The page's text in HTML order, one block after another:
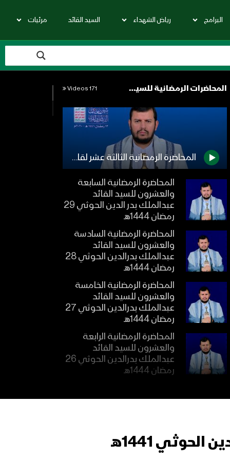
البرامج رياض الشهداء السيد القائد مرئيات
المحاضرات الرمضانية للسيد القائد 171 Videos
المحاضرة الرمضانية الثالثة عشر لقائد الثورة السيد عبدالملك بدرالدين الحوثي 1441هـ
المحاضرة الرمضانية السابعة
والعشرون للسيد القائد
عبدالملك بدر الدين الحوثي 29
رمضان 1444هـ
المحاضرة الرمضانية السادسة
والعشرون للسيد القائد
عبدالملك بدرالدين الحوثي 28
رمضان 1444هـ
المحاضرة الرمضانية الخامسة
والعشرون للسيد القائد
عبدالملك بدرالدين الحوثي 27
رمضان 1444هـ
المحاضرة الرمضانية الرابعة
والعشرون للسيد القائد
عبدالملك بدرالدين الحوثي 26
رمضان 1444هـ
والعشرون للسيد القائد
المحاضرة الرمضانية الثانية
والعشرون للسيد القائد
1441هـ